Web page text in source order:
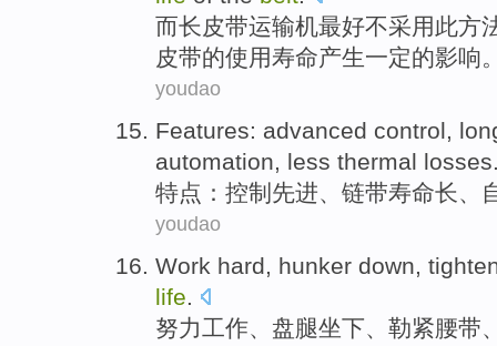
而长 皮带运输机最好不采用此方
皮带的使用寿命产生一定的影响
youdao
Features: advanced control,
automation, less thermal losses
特点 ： 控制 先进、 链带寿命长、
youdao
Work hard, hunker down,
life.
努力工作、 盘腿坐下、 勒紧腰带